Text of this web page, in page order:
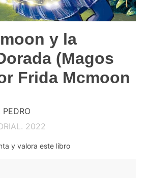
y la
(Magos
Frida Mcmoon
PEDRO
2022
y valora este libro